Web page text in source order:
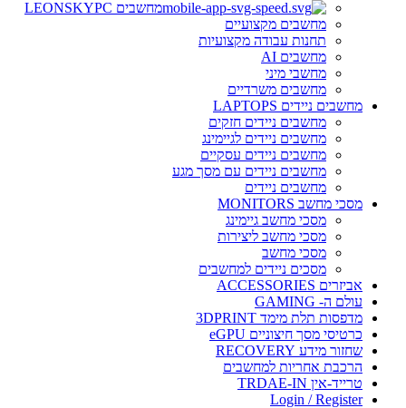
מחשבים LEONSKYPC
מחשבים מקצועיים
תחנות עבודה מקצועיות
מחשבים AI
מחשבי מיני
מחשבים משרדיים
מחשבים ניידים LAPTOPS
מחשבים ניידים חזקים
מחשבים ניידים לגיימינג
מחשבים ניידים עסקיים
מחשבים ניידים עם מסך מגע
מחשבים ניידים
מסכי מחשב MONITORS
מסכי מחשב גיימינג
מסכי מחשב ליצירות
מסכי מחשב
מסכים ניידים למחשבים
אביזרים ACCESSORIES
עולם ה- GAMING
מדפסות תלת מימד 3DPRINT
כרטיסי מסך חיצוניים eGPU
שחזור מידע RECOVERY
הרכבת אחריות למחשבים
טרייד-אין TRDAE-IN
Login / Register